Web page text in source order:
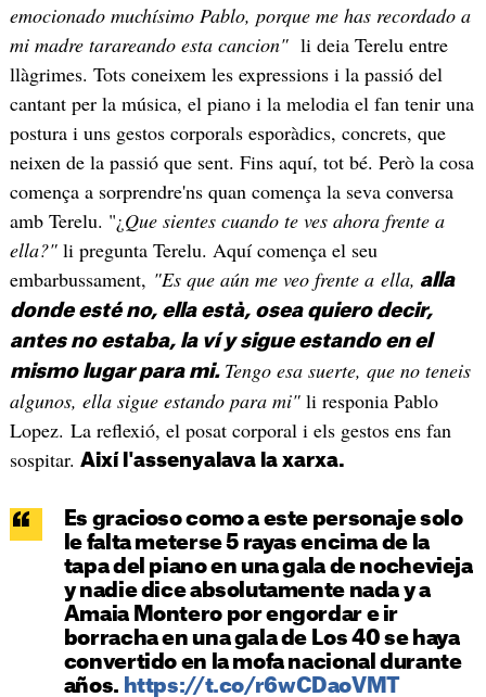
emocionado muchísimo Pablo, porque me has recordado a
mi madre tarareando esta cancion" li deia Terelu entre
llàgrimes. Tots coneixem les expressions i la passió del
cantant per la música, el piano i la melodia el fan tenir una
postura i uns gestos corporals esporàdics, concrets, que
neixen de la passió que sent. Fins aquí, tot bé. Però la cosa
comença a sorprendre'ns quan comença la seva conversa
amb Terelu. "¿Que sientes cuando te ves ahora frente a
ella?"li pregunta Terelu. Aquí comença el seu
embarbussament, "Es que aún me veo frente a ella, alla
donde esté no, ella està, osea quiero decir,
antes no estaba, la ví y sigue estando en el
mismo lugar para mi. Tengo esa suerte, que no teneis
algunos, ella sigue estando para mi" li responia Pablo
Lopez. La reflexió, el posat corporal i els gestos ens fan
sospitar. Així l'assenyalava la xarxa.
Es gracioso como a este personaje solo
le falta meterse 5 rayas encima de la
tapa del piano en una gala de nochevieja
y nadie dice absolutamente nada y a
Amaia Montero por engordar e ir
borracha en una gala de Los 40 se haya
convertido en la mofa nacional durante
años. https://t.co/r6wCDaoVMT